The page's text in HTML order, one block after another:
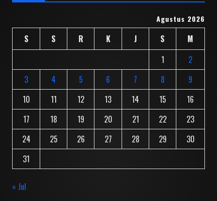
Agustus 2026
S S R K J S
M
1
2
3
4 5 6 7 8
9
10
11 12 13 14 15
16
17
18 19 20 21 22
23
24
25 26 27 28 29
30
31
« Jul